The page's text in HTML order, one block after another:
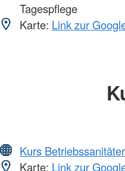
Tagespflege
Karte: Link zur
Kurs Betriebssanitäter
Karte: Link zur